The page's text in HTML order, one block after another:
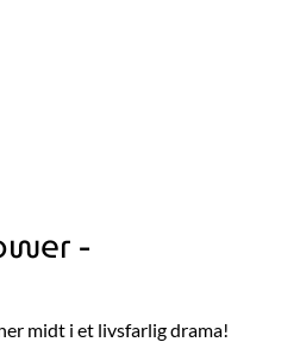
-
midt i et livsfarlig drama!